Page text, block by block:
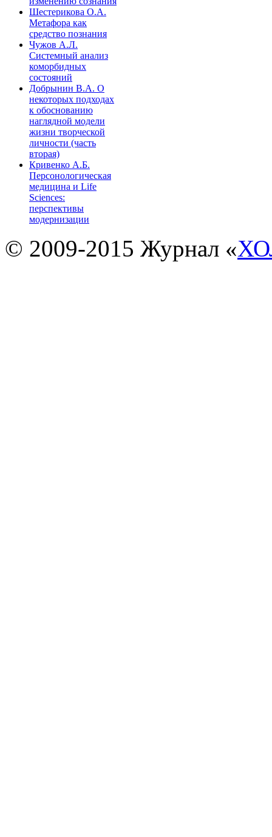
Шестерикова О.А.
Метафора как
средство познания
Чужов А.Л.
Системный анализ
коморбидных
состояний
Добрынин В.А. О
некоторых подходах
к обоснованию
наглядной модели
жизни творческой
личности (часть
вторая)
Кривенко А.Б.
Персонологическая
медицина и Life
Sciences:
перспективы
модернизации
© 2009-2015 Журнал «